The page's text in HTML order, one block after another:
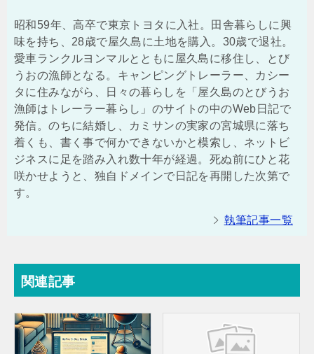
昭和59年、高卒で東京トヨタに入社。田舎暮らしに興
味を持ち、28歳で屋久島に土地を購入。30歳で退社。
愛車ランクルヨンマルとともに屋久島に移住し、とび
うおの漁師となる。キャンピングトレーラー、カシー
タに住みながら、日々の暮らしを「屋久島のとびうお
漁師はトレーラー暮らし」のサイトの中のWeb日記で
発信。のちに結婚し、カミサンの実家の宮城県に落ち
着くも、書く事で何かできないかと模索し、ネットビ
ジネスに足を踏み入れ数十年が経過。死ぬ前にひと花
咲かせようと、独自ドメインで日記を再開した次第で
す。
執筆記事一覧
関連記事